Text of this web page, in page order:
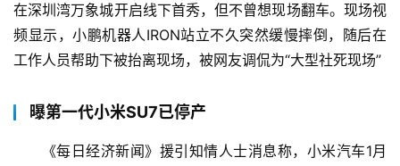
在深圳湾万象城开启线下首秀，但不曾想现场翻车。现场视
频显示，小鹏机器人IRON站立不久突然缓慢摔倒，随后在
工作人员帮助下被抬离现场，被网友调侃为“大型社死现场”
曝第一代小米SU7已停产
《每日经济新闻》援引知情人士消息称，小米汽车1月